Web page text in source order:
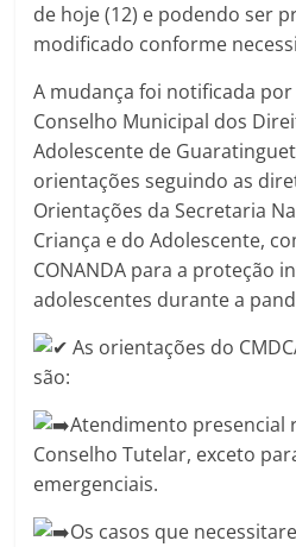
de hoje (12) e podendo ser
modificado conforme
A mudança foi notificada
Conselho Municipal dos
Adolescente de
orientações seguindo as
Orientações da Secretaria
Criança e do Adolescente,
CONANDA para a proteção
adolescentes durante a
As orientações do
são:
Atendimento presencial
Conselho Tutelar, exceto
emergenciais.
Os casos que